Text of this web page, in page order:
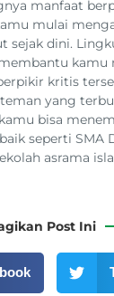
manfaat
mulai
sejak dini.
kamu
kritis
yang
bisa
seperti SMA
asrama
Post Ini